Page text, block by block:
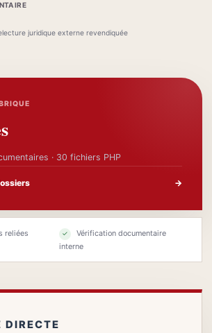
juridique externe revendiquée
· 30 fichiers PHP
→
reliées ✓
Vérification documentaire
interne
DIRECTE